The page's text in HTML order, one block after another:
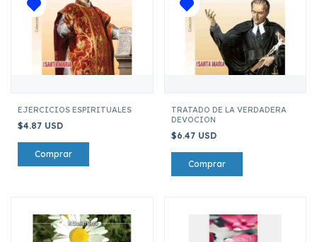
EJERCICIOS ESPIRITUALES
$4.87 USD
TRATADO DE LA VERDADERA
DEVOCION
$6.47 USD